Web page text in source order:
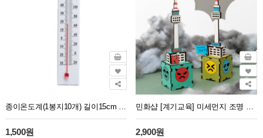
종이온도계(1봉지10개) 길이15cm 넓이 2.3cm
1,500원
민화샵 [계기교육] 미세먼지 조명 만들기 환경 교육 무드등
2,900원